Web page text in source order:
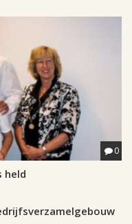
0
held